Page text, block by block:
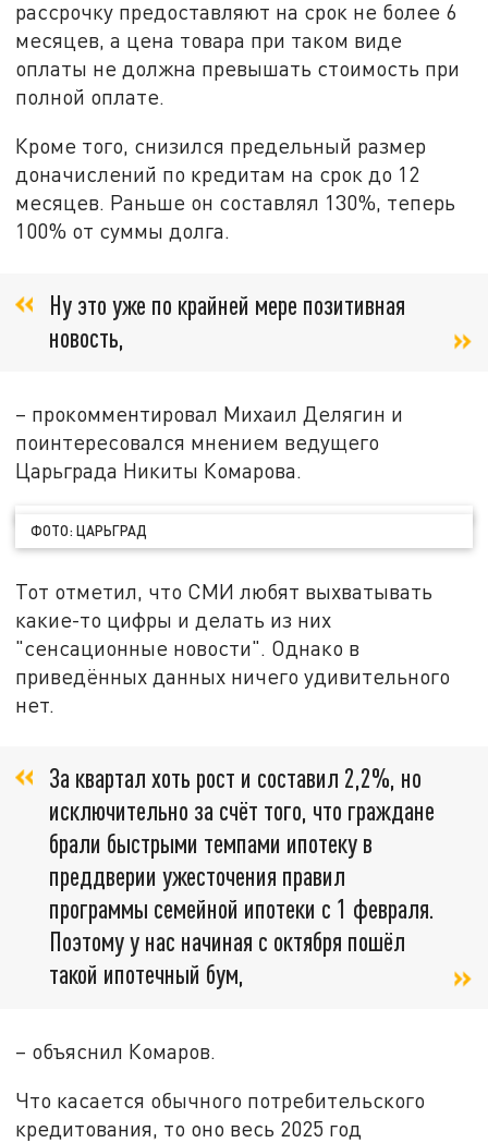
рассрочку предоставляют на срок не более 6
месяцев, а цена товара при таком виде
оплаты не должна превышать стоимость при
полной оплате.
Кроме того, снизился предельный размер
доначислений по кредитам на срок до 12
месяцев. Раньше он составлял 130%, теперь
100% от суммы долга.
Ну это уже по крайней мере позитивная
новость,
– прокомментировал Михаил Делягин и
поинтересовался мнением ведущего
Царьграда Никиты Комарова.
ФОТО: ЦАРЬГРАД
Тот отметил, что СМИ любят выхватывать
какие-то цифры и делать из них
"сенсационные новости". Однако в
приведённых данных ничего удивительного
нет.
За квартал хоть рост и составил 2,2%, но
исключительно за счёт того, что граждане
брали быстрыми темпами ипотеку в
преддверии ужесточения правил
программы семейной ипотеки с 1 февраля.
Поэтому у нас начиная с октября пошёл
такой ипотечный бум,
– объяснил Комаров.
Что касается обычного потребительского
кредитования, то оно весь 2025 год